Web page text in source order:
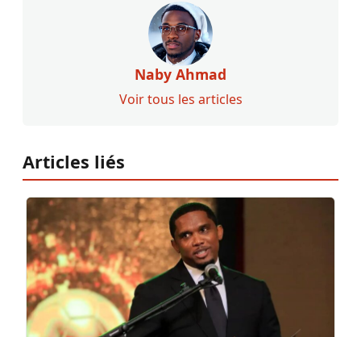
Naby Ahmad
Voir tous les articles
Articles liés